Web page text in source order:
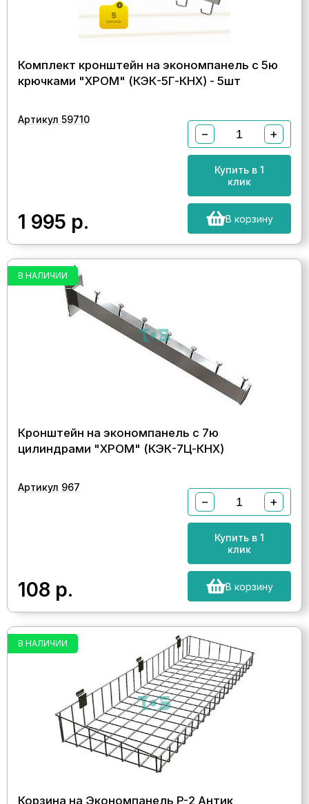
Комплект кронштейн на экономпанель с 5ю
крючками "ХРОМ" (КЭК-5Г-КНХ) - 5шт
Артикул 59710
1 995 р.
− +
Купить в 1
клик
В корзину
В НАЛИЧИИ
Кронштейн на экономпанель с 7ю
цилиндрами "ХРОМ" (КЭК-7Ц-КНХ)
Артикул 967
108 р.
− +
Купить в 1
клик
В корзину
В НАЛИЧИИ
Корзина на Экономпанель P-2 Антик